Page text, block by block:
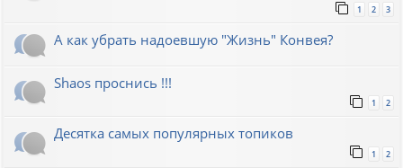
1 2 3
А как убрать надоевшую "Жизнь" Конвея?
Shaos проснись !!!
1 2
Десятка самых популярных топиков
1 2